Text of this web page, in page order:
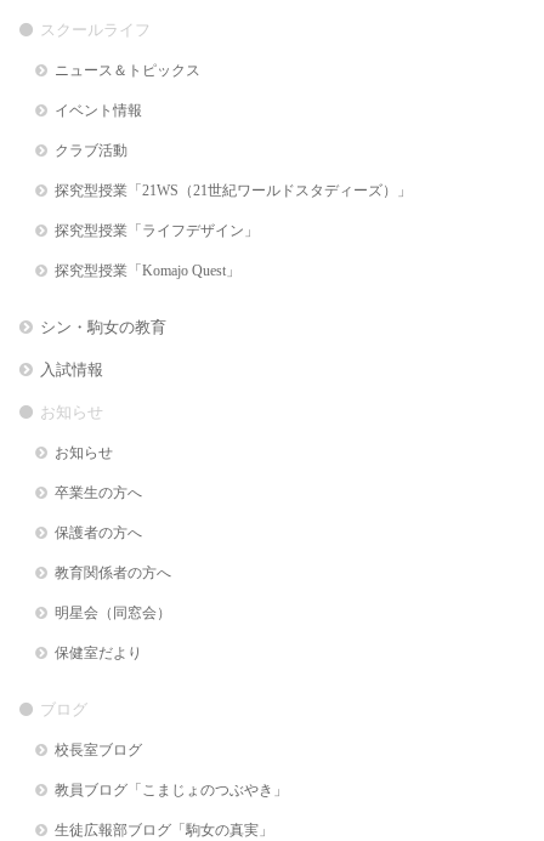
スクールライフ
ニュース＆トピックス
イベント情報
クラブ活動
探究型授業「21WS（21世紀ワールドスタディーズ）」
探究型授業「ライフデザイン」
探究型授業「Komajo Quest」
シン・駒女の教育
入試情報
お知らせ
お知らせ
卒業生の方へ
保護者の方へ
教育関係者の方へ
明星会（同窓会）
保健室だより
ブログ
校長室ブログ
教員ブログ「こまじょのつぶやき」
生徒広報部ブログ「駒女の真実」